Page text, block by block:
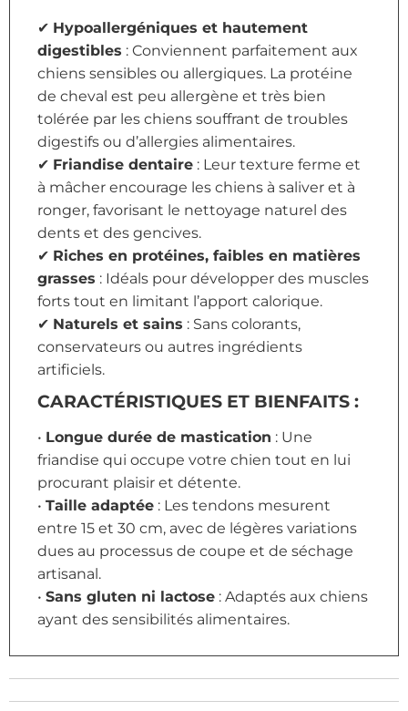
✔ Hypoallergéniques et hautement
digestibles : Conviennent parfaitement aux
chiens sensibles ou allergiques. La protéine
de cheval est peu allergène et très bien
tolérée par les chiens souffrant de troubles
digestifs ou d’allergies alimentaires.
✔ Friandise dentaire : Leur texture ferme et
à mâcher encourage les chiens à saliver et à
ronger, favorisant le nettoyage naturel des
dents et des gencives.
✔ Riches en protéines, faibles en matières
grasses : Idéals pour développer des muscles
forts tout en limitant l’apport calorique.
✔ Naturels et sains : Sans colorants,
conservateurs ou autres ingrédients
artificiels.
CARACTÉRISTIQUES ET BIENFAITS :
• Longue durée de mastication : Une
friandise qui occupe votre chien tout en lui
procurant plaisir et détente.
• Taille adaptée : Les tendons mesurent
entre 15 et 30 cm, avec de légères variations
dues au processus de coupe et de séchage
artisanal.
• Sans gluten ni lactose : Adaptés aux chiens
ayant des sensibilités alimentaires.